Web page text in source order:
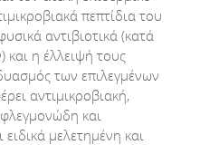
πεπτίδια του
αντιβιοτικά (κατά
και η έλλειψή τους
των επιλεγμένων
αντιμικροβιακή,
και
ειδικά μελετημένη και